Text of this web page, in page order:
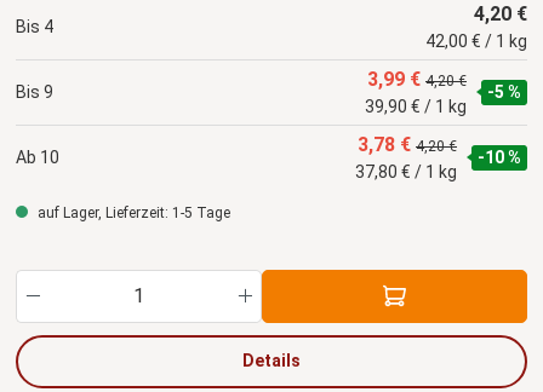
Bis 4
4,20 €
42,00 € / 1 kg
Bis 9
3,99 € 4,20 €
39,90 € / 1 kg
-5 %
Ab 10
3,78 € 4,20 €
37,80 € / 1 kg
-10 %
auf Lager, Lieferzeit: 1-5 Tage
Produkt Anzahl: Gib den gewünschten Wert
Details